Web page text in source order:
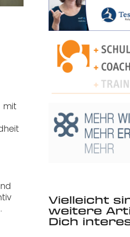
mit
Vielleicht
weitere
Dich